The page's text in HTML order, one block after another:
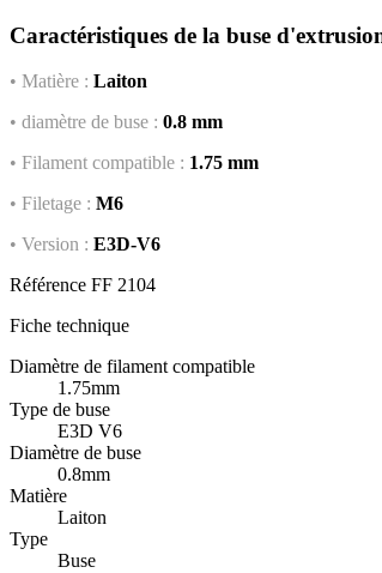
Caractéristiques de la buse
• Matière : Laiton
• diamètre de buse : 0.8 mm
• Filament compatible : 1.75 mm
• Filetage : M6
• Version : E3D-V6
Référence FF 2104
Fiche technique
Diamètre de filament compatible
1.75mm
Type de buse
E3D V6
Diamètre de buse
0.8mm
Matière
Laiton
Type
Buse